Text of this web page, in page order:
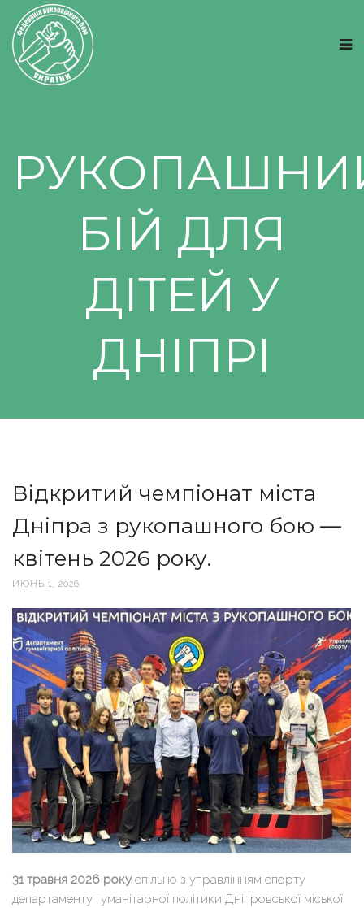
БІЙ ДЛЯ
ДІТЕЙ У
ДНІПРІ
Відкритий чемпіонат міста
Дніпра з рукопашного бою —
квітень 2026 року.
ИЮНЬ 1, 2026
31 травня 2026 рокуспільно з управлінням спорту
департаменту гуманітарної політики Дніпровської міської